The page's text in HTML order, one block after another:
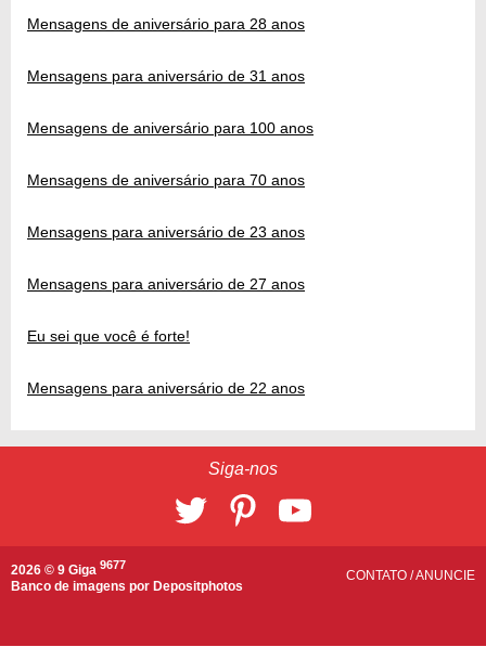
Mensagens de aniversário para 28 anos
Mensagens para aniversário de 31 anos
Mensagens de aniversário para 100 anos
Mensagens de aniversário para 70 anos
Mensagens para aniversário de 23 anos
Mensagens para aniversário de 27 anos
Eu sei que você é forte!
Mensagens para aniversário de 22 anos
Siga-nos
2026 © 9 Giga 9677
Banco de imagens por Depositphotos
CONTATO /ANUNCIE